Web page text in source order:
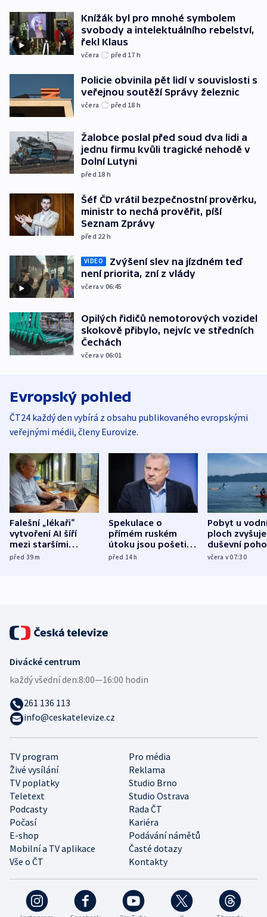
Knížák byl pro mnohé symbolem
svobody a intelektuálního rebelství,
řekl Klaus
včera před 17 h
Policie obvinila pět lidí v souvislosti s
veřejnou soutěží Správy železnic
včera před 18 h
Žalobce poslal před soud dva lidi a
jednu firmu kvůli tragické nehodě v
Dolní Lutyni
před 18 h
Šéf ČD vrátil bezpečnostní prověrku,
ministr to nechá prověřit, píší
Seznam Zprávy
před 22 h
VIDEO
Zvýšení slev na jízdném teď
není priorita, zní z vlády
včera v 06:45
Opilých řidičů nemotorových vozidel
skokově přibylo, nejvíc ve středních
Čechách
včera v 06:01
Evropský pohled
ČT24 každý den vybírá z obsahu publikovaného evropskými
veřejnými médii, členy Eurovize.
Falešní „lékaři“
vytvoření AI šíří
mezi staršími
Poláky nebezpečné
před 39m
Spekulace o
přímém ruském
útoku jsou pošetilé,
míní estonský
před 14h
Pobyt u
ploch zvyšuje
duševní
ukázala
včera v 07:30
TV program
Pro média
Živé vysílání
Reklama
TV poplatky
Studio Brno
Teletext
Studio Ostrava
Podcasty
Rada ČT
Počasí
Kariéra
E-shop
Podávání námětů
Mobilní a TV aplikace
Časté dotazy
Vše o ČT
Kontakty
Divácké centrum
každý všední den:8:00—16:00 hodin
261 136 113
info@ceskatelevize.cz